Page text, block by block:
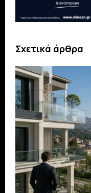
Σχετικά άρθρα